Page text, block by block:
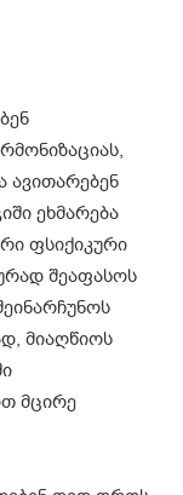
ავითარებენ
ეხმარება
ფსიქიკური
შეაფასოს
მიაღწიოს
მცირე